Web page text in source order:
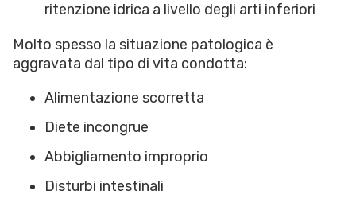
ritenzione idrica a livello degli arti inferiori
Molto spesso la situazione patologica è
aggravata dal tipo di vita condotta:
Alimentazione scorretta
Diete incongrue
Abbigliamento improprio
Disturbi intestinali